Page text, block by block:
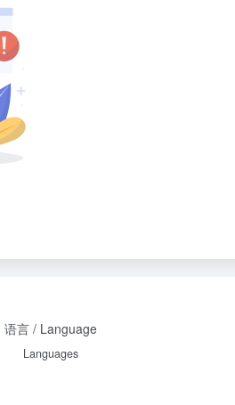
语言 / Language
Languages